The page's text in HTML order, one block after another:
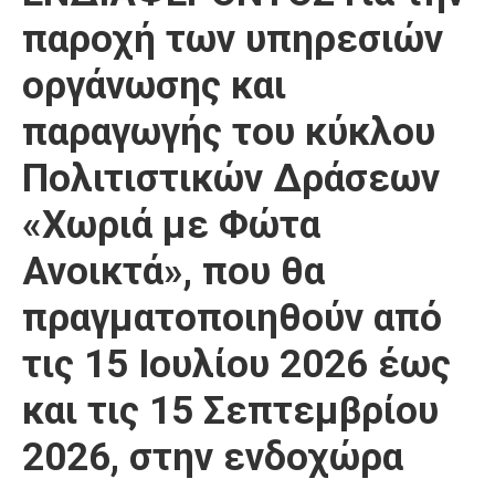
παροχή των υπηρεσιών
οργάνωσης και
παραγωγής του κύκλου
Πολιτιστικών Δράσεων
«Χωριά με Φώτα
Ανοικτά», που θα
πραγματοποιηθούν από
τις 15 Ιουλίου 2026 έως
και τις 15 Σεπτεμβρίου
2026, στην ενδοχώρα